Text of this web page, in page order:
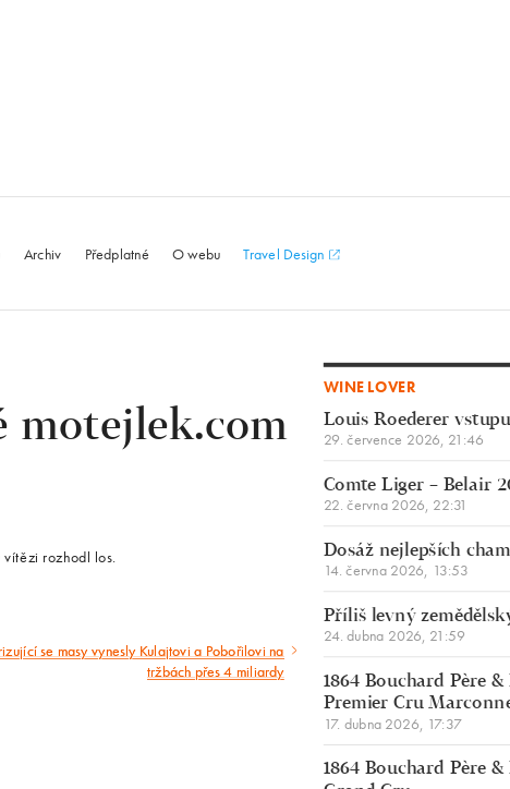
Archiv Předplatné O webu Travel Design
motejlek.com
vítězi rozhodl los.
se masy vynesly Kulajtovi a Pobořilovi na
tržbách přes 4 miliardy
WINE LOVER
Louis Roederer
29. července 2026, 21:46
Comte Liger – Belair
22. června 2026, 22:31
Dosáž nejlepších
14. června 2026, 13:53
Příliš levný
24. dubna 2026, 21:59
1864 Bouchard Père &
Premier Cru
17. dubna 2026, 17:37
1864 Bouchard Père